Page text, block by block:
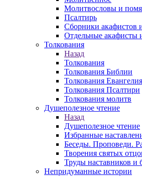
Молитвословы и
Псалтирь
Сборники акафистов
Отдельные акафисты
Толкования
Назад
Толкования
Толкования Библии
Толкования Евангелия
Толкования Псалтири
Толкования молитв
Душеполезное чтение
Назад
Душеполезное чтение
Избранные
Беседы. Проповеди.
Творения святых
Труды наставников и
Непридуманные истории